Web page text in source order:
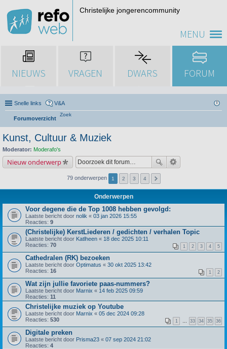
MENU
Christelijke jongerencommunity
NIEUWS VRAGEN DWARS FORUM
Snelle links V&A
Forumoverzicht
Zoek
Kunst, Cultuur & Muziek
Moderator: Moderafo's
Nieuw onderwerp
79 onderwerpen 1 2 3 4
Onderwerpen
Voor degene die de Top 1008 hebben gevolgd:
Laatste bericht door nolik « 03 jan 2026 15:55
Reacties: 9
(Christelijke) KerstLiederen / gedichten / verhalen Topic
Laatste bericht door Katlheen « 18 dec 2025 10:11
Reacties: 70 1 2 3 4 5
Cathedralen (RK) bezoeken
Laatste bericht door Optimatus « 30 okt 2025 13:42
Reacties: 16 1 2
Wat zijn jullie favoriete paas-nummers?
Laatste bericht door Marnix « 14 feb 2025 09:59
Reacties: 11
Christelijke muziek op Youtube
Laatste bericht door Marnix « 05 dec 2024 09:28
Reacties: 530 1 33 34 35 36
Digitale preken
Laatste bericht door Prisma23 « 07 sep 2024 21:02
Reacties: 4